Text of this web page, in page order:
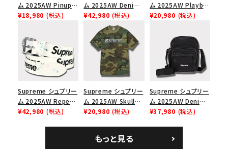
ム 2025AW Pinup
Mesh Back 5-Panel
ュバック 5パネルキャ
ップ トゥルーティン
バーHTC フォールカ
¥18,980 (税込)
ム 2025AW Denim
Backpack デニム バ
ックパック ブラック
¥42,980 (税込)
ム 2025AW Playboi
Carti Tee プレイボ
¥20,980 (税込)
Supreme シュプリー
ム 2025AW Repeat
Leather Belt リピー
¥42,980 (税込)
Supreme シュプリー
ム 2025AW Skull
Tee スカル Tシャ
¥20,980 (税込)
Supreme シュプリー
ム 2025AW Denim
Shoulder Bag デニ
¥37,980 (税込)
もっと見る